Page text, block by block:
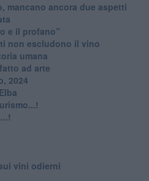
mancano ancora due aspetti
e il profano”
non escludono il vino
umana
ad arte
2024
vini odierni